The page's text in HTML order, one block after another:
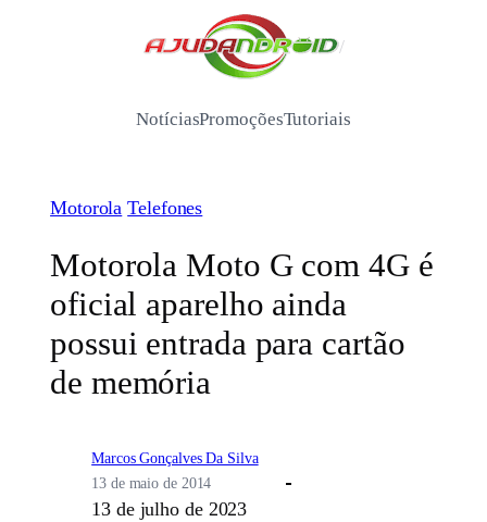
/
NotíciasPromoçõesTutoriais
Motorola Telefones
Motorola Moto G com 4G é
oficial aparelho ainda
possui entrada para cartão
de memória
Marcos Gonçalves Da Silva
13 de maio de 2014
13 de julho de 2023